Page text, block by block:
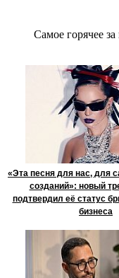
Сaмое гoрячее
«Эта песня для нас, для
созданий»: новый
подтвердил её статус
бизнеса